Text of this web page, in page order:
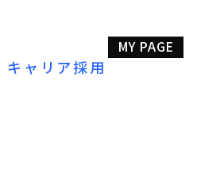
キャリア採用
MY PAGE